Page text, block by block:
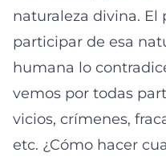
naturaleza divina.
participar de esa
humana lo
vemos por todas
vicios, crímenes,
etc. ¿Cómo hacer